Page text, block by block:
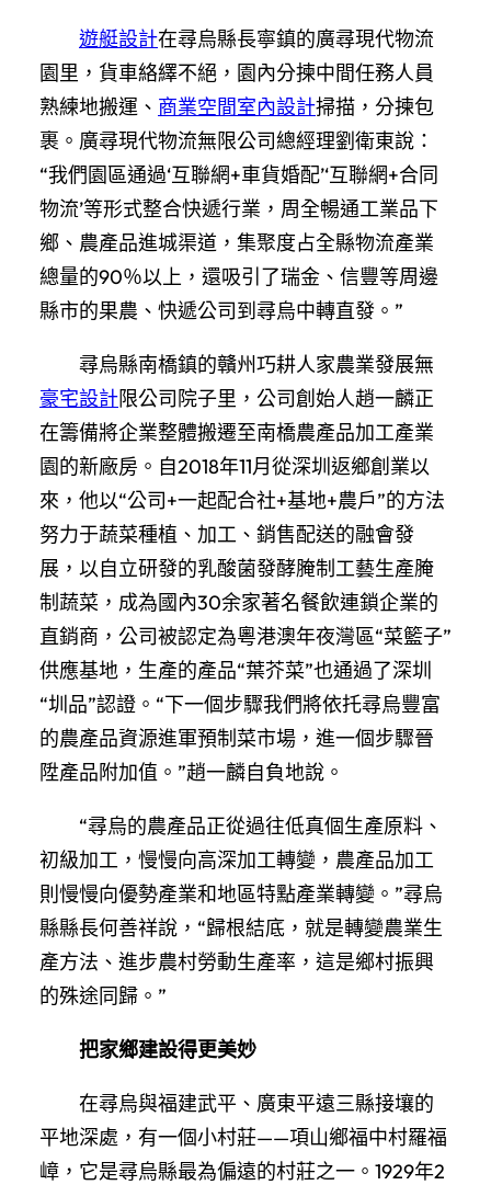
遊艇設計在尋烏縣長寧鎮的廣尋現代物流
園里，貨車絡繹不絕，園內分揀中間任務人員
熟練地搬運、 商業空間室內設計掃描，分揀包
裹。廣尋現代物流無限公司總經理劉衛東說：
“我們園區通過‘互聯網+車貨婚配’‘互聯網+合同
物流’等形式整合快遞行業，周全暢通工業品下
鄉、農產品進城渠道，集聚度占全縣物流產業
總量的90％以上，還吸引了瑞金、信豐等周邊
縣市的果農、快遞公司到尋烏中轉直發。”
尋烏縣南橋鎮的贛州巧耕人家農業發展無
豪宅設計限公司院子里，公司創始人趙一麟正
在籌備將企業整體搬遷至南橋農產品加工產業
園的新廠房。自2018年11月從深圳返鄉創業以
來，他以“公司+一起配合社+基地+農戶”的方法
努力于蔬菜種植、加工、銷售配送的融會發
展，以自立研發的乳酸菌發酵腌制工藝生產腌
制蔬菜，成為國內30余家著名餐飲連鎖企業的
直銷商，公司被認定為粵港澳年夜灣區“菜籃子”
供應基地，生產的產品“葉芥菜”也通過了深圳
“圳品”認證。“下一個步驟我們將依托尋烏豐富
的農產品資源進軍預制菜市場，進一個步驟晉
陞產品附加值。”趙一麟自負地說。
“尋烏的農產品正從過往低真個生產原料、
初級加工，慢慢向高深加工轉變，農產品加工
則慢慢向優勢產業和地區特點產業轉變。”尋烏
縣縣長何善祥說，“歸根結底，就是轉變農業生
產方法、進步農村勞動生產率，這是鄉村振興
的殊途同歸。”
把家鄉建設得更美妙
在尋烏與福建武平、廣東平遠三縣接壤的
平地深處，有一個小村莊——項山鄉福中村羅福
嶂，它是尋烏縣最為偏遠的村莊之一。1929年2